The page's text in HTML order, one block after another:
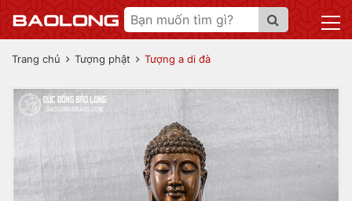
Trang chủ Tượng phật Tượng a di đà